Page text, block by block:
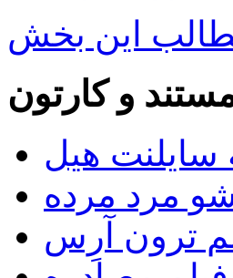
و کارتون
سایلنت هیل
مرد مرده